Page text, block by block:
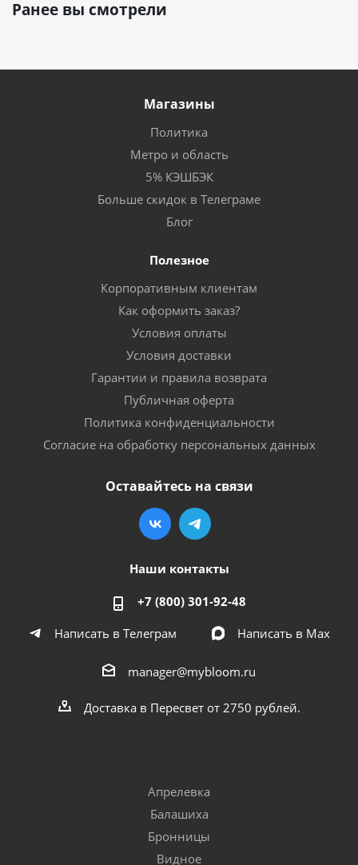
Ранее вы смотрели
Магазины
Политика
Метро и область
5% КЭШБЭК
Больше скидок в Телеграме
Блог
Полезное
Корпоративным клиентам
Как оформить заказ?
Условия оплаты
Условия доставки
Гарантии и правила возврата
Публичная оферта
Политика конфиденциальности
Согласие на обработку персональных данных
Оставайтесь на связи
Наши контакты
+7 (800) 301-92-48
Написать в Телеграм
Написать в Мах
manager@mybloom.ru
Доставка в Пересвет от 2750 рублей.
Апрелевка
Балашиха
Бронницы
Видное